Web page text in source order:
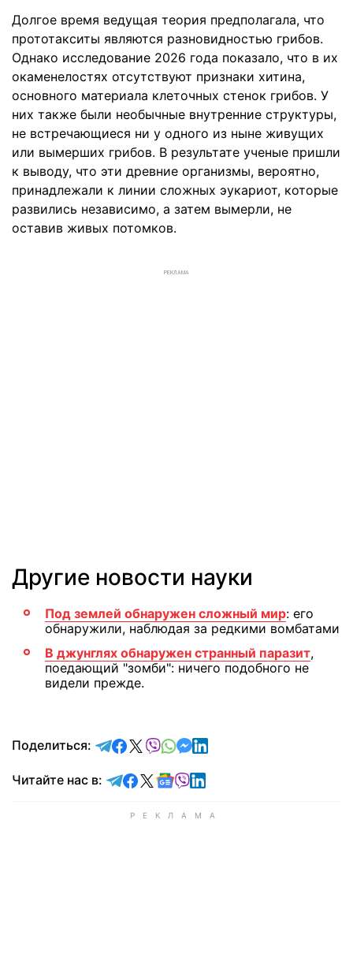
Долгое время ведущая теория предполагала, что
прототакситы являются разновидностью грибов.
Однако исследование 2026 года показало, что в их
окаменелостях отсутствуют признаки хитина,
основного материала клеточных стенок грибов. У
них также были необычные внутренние структуры,
не встречающиеся ни у одного из ныне живущих
или вымерших грибов. В результате ученые пришли
к выводу, что эти древние организмы, вероятно,
принадлежали к линии сложных эукариот, которые
развились независимо, а затем вымерли, не
оставив живых потомков.
РЕКЛАМА
Другие новости науки
Под землей обнаружен сложный мир: его
обнаружили, наблюдая за редкими вомбатами
В джунглях обнаружен странный паразит,
поедающий "зомби": ничего подобного не
видели прежде.
Поделиться: отправить в Telegram
поделиться в Facebook
поделиться в X
отправить в Viber
отправить в Whatsapp
отправить в Messenger
отправить в LinkedIn
Читайте нас в: Читайте в Telegram
Читайте в Facebook
Читайте в X
Читайте в Google news
Читайте в Viber
Читайте в LinkedIn